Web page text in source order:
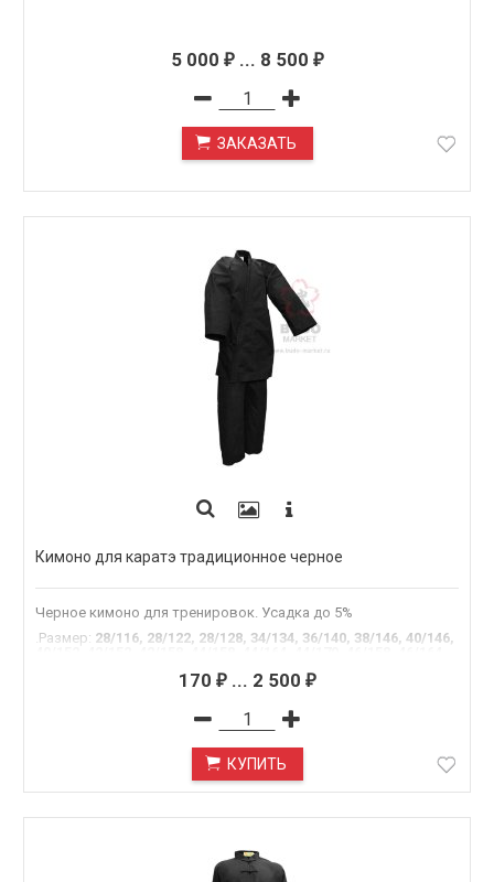
5 000 ₽... 8 500 ₽
ЗАКАЗАТЬ
Кимоно для каратэ традиционное черное
Черное кимоно для тренировок. Усадка до 5%
.Размер: 28/116, 28/122, 28/128, 34/134, 36/140, 38/146, 40/146,
50/182, 50/188, 52/170, 52/176, 52/182, 52/188, 54/170, 54/176,
170 ₽... 2 500 ₽
КУПИТЬ